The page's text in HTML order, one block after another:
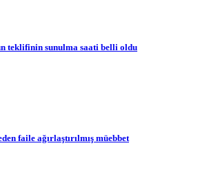
teklifinin sunulma saati belli oldu
faile ağırlaştırılmış müebbet